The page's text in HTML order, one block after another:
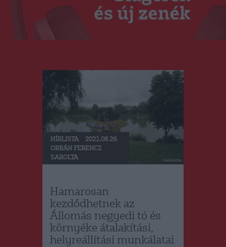
Duma Duba
Podcast és videók
Stáb
Kapcsolat
RO
HÍRLISTA
2021.08.26.
ORBÁN FERENCZ
SAROLTA
Hamarosan
kezdődhetnek az
Állomás negyedi tó és
környéke átalakítási,
helyreállítási munkálatai